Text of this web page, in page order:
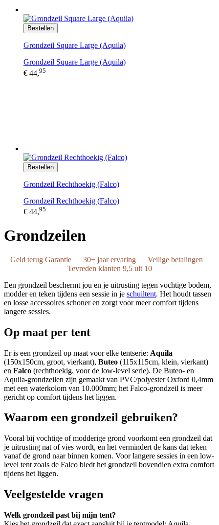
Bestellen
Grondzeil Square Large (Aquila)
Grondzeil Square Large (Aquila)
€ 44,95
Bestellen
Grondzeil Rechthoekig (Falco)
Grondzeil Rechthoekig (Falco)
€ 44,95
Grondzeilen
Geld terug Garantie 30+ jaar ervaring
Veilige betalingen
Tevreden klanten 9,5 uit 10
Een grondzeil beschermt jou en je uitrusting tegen vochtige bodem,
modder en teken tijdens een sessie in je schuiltent. Het houdt tassen
en losse accessoires schoner en zorgt voor meer comfort tijdens
langere sessies.
Op maat per tent
Er is een grondzeil op maat voor elke tentserie: Aquila
(150x150cm, groot, vierkant), Buteo (115x115cm, klein, vierkant)
en Falco (rechthoekig, voor de low-level serie). De Buteo- en
Aquila-grondzeilen zijn gemaakt van PVC/polyester Oxford 0,4mm
met een waterkolom van 10.000mm; het Falco-grondzeil is meer
gericht op comfort tijdens het liggen.
Waarom een grondzeil gebruiken?
Vooral bij vochtige of modderige grond voorkomt een grondzeil dat
je uitrusting nat of vies wordt, en het vermindert de kans dat teken
vanaf de grond naar binnen komen. Voor langere sessies in een low-
level tent zoals de Falco biedt het grondzeil bovendien extra comfort
tijdens het liggen.
Veelgestelde vragen
Welk grondzeil past bij mijn tent?